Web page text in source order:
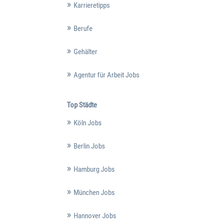
Karrieretipps
Berufe
Gehälter
Agentur für Arbeit Jobs
Top Städte
Köln Jobs
Berlin Jobs
Hamburg Jobs
München Jobs
Hannover Jobs